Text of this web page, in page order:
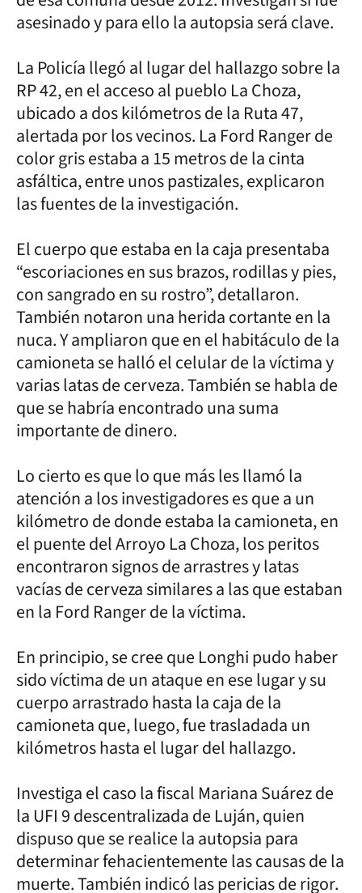
asesinado y para ello la autopsia será clave.
La Policía llegó al lugar del hallazgo sobre la
RP 42, en el acceso al pueblo La Choza,
ubicado a dos kilómetros de la Ruta 47,
alertada por los vecinos. La Ford Ranger de
color gris estaba a 15 metros de la cinta
asfáltica, entre unos pastizales, explicaron
las fuentes de la investigación.
El cuerpo que estaba en la caja presentaba
“escoriaciones en sus brazos, rodillas y pies,
con sangrado en su rostro”, detallaron.
También notaron una herida cortante en la
nuca. Y ampliaron que en el habitáculo de la
camioneta se halló el celular de la víctima y
varias latas de cerveza. También se habla de
que se habría encontrado una suma
importante de dinero.
Lo cierto es que lo que más les llamó la
atención a los investigadores es que a un
kilómetro de donde estaba la camioneta, en
el puente del Arroyo La Choza, los peritos
encontraron signos de arrastres y latas
vacías de cerveza similares a las que estaban
en la Ford Ranger de la víctima.
En principio, se cree que Longhi pudo haber
sido víctima de un ataque en ese lugar y su
cuerpo arrastrado hasta la caja de la
camioneta que, luego, fue trasladada un
kilómetros hasta el lugar del hallazgo.
Investiga el caso la fiscal Mariana Suárez de
la UFI 9 descentralizada de Luján, quien
dispuso que se realice la autopsia para
determinar fehacientemente las causas de la
muerte. También indicó las pericias de rigor.